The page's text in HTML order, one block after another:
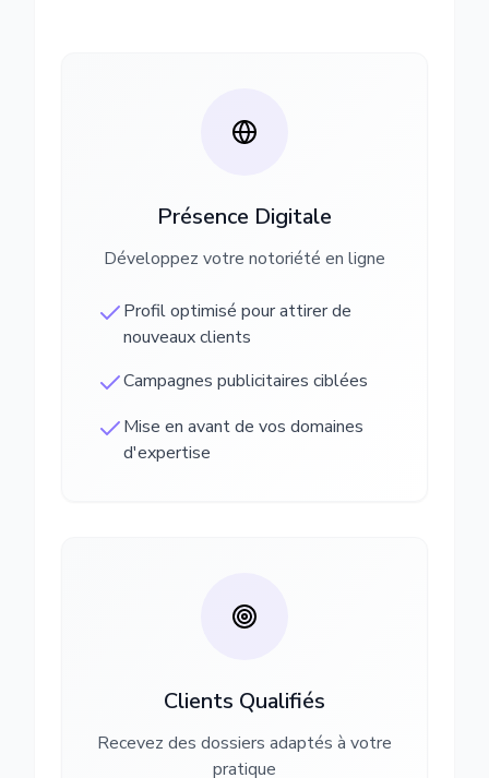
Présence Digitale
Développez votre notoriété en ligne
Profil optimisé pour attirer de
nouveaux clients
Campagnes publicitaires ciblées
Mise en avant de vos domaines
d'expertise
Clients Qualifiés
Recevez des dossiers adaptés à votre
pratique